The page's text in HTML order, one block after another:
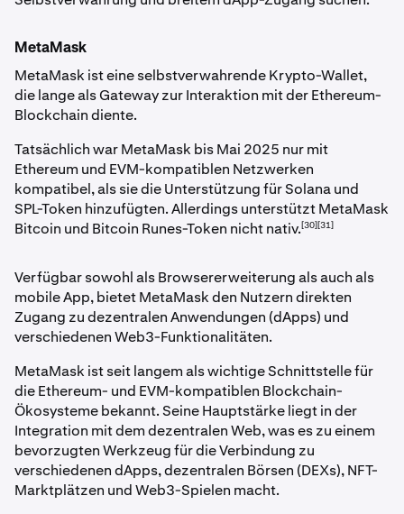
MetaMask
MetaMask ist eine selbstverwahrende Krypto-Wallet,
die lange als Gateway zur Interaktion mit der Ethereum-
Blockchain diente.
Tatsächlich war MetaMask bis Mai 2025 nur mit
Ethereum und EVM-kompatiblen Netzwerken
kompatibel, als sie die Unterstützung für Solana und
SPL-Token hinzufügten. Allerdings unterstützt MetaMask
Bitcoin und Bitcoin Runes-Token nicht nativ. [30][31]
Verfügbar sowohl als Browsererweiterung als auch als
mobile App, bietet MetaMask den Nutzern direkten
Zugang zu dezentralen Anwendungen (dApps) und
verschiedenen Web3-Funktionalitäten.
MetaMask ist seit langem als wichtige Schnittstelle für
die Ethereum- und EVM-kompatiblen Blockchain-
Ökosysteme bekannt. Seine Hauptstärke liegt in der
Integration mit dem dezentralen Web, was es zu einem
bevorzugten Werkzeug für die Verbindung zu
verschiedenen dApps, dezentralen Börsen (DEXs), NFT-
Marktplätzen und Web3-Spielen macht.